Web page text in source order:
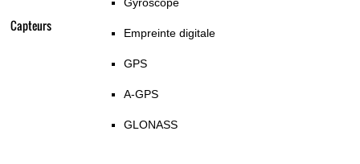
Capteurs Empreinte digitale
GPS
A-GPS
GLONASS